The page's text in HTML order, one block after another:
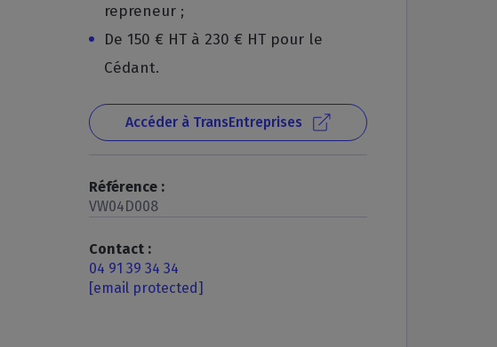
repreneur ;
De 150 € HT à 230 € HT pour le
Cédant.
Accéder à TransEntreprises
Référence :
VW04D008
Contact :
04 91 39 34 34
[email protected]